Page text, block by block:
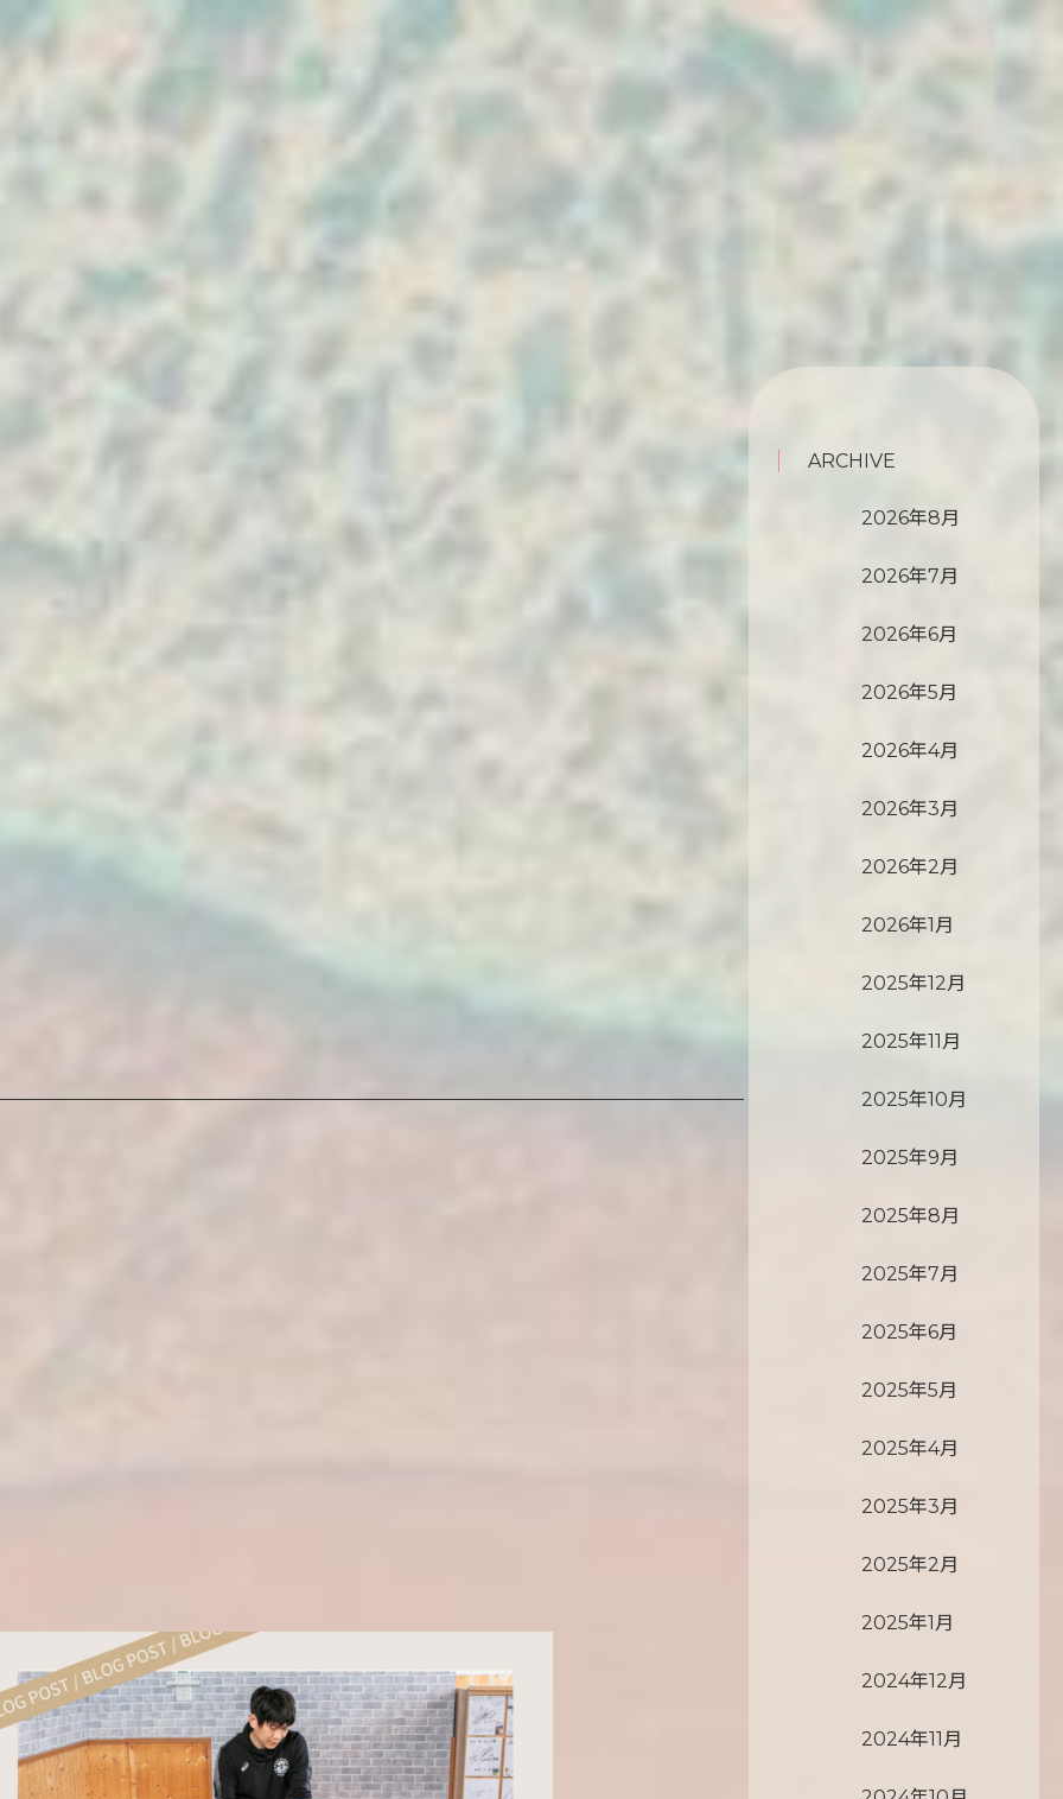
ARCHIVE
2026年8月
2026年7月
2026年6月
2026年5月
2026年4月
2026年3月
2026年2月
2026年1月
2025年12月
2025年11月
2025年10月
2025年9月
2025年8月
2025年7月
2025年6月
2025年5月
2025年4月
2025年3月
2025年2月
2025年1月
2024年12月
2024年11月